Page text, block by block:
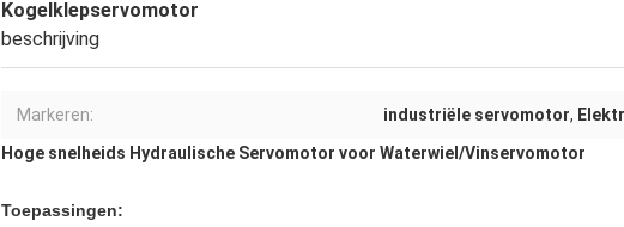
Kogelklepservomotor
beschrijving
Markeren: industriële servomotor,
Hoge snelheids Hydraulische Servomotor voor Waterwiel/Vinservomotor
Toepassingen: